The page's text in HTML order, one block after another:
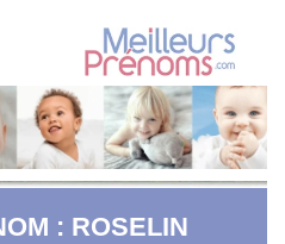
: ROSELIN